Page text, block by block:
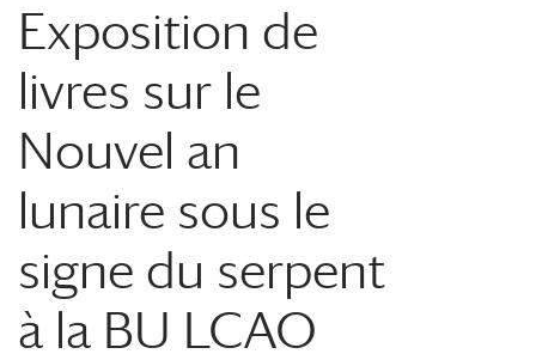
Exposition de
livres sur le
Nouvel an
lunaire sous le
signe du serpent
à la BU LCAO